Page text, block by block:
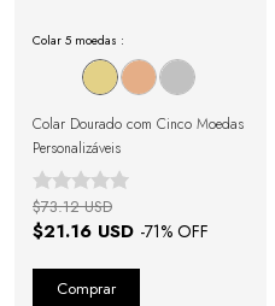
Colar 5 moedas :
Colar Dourado com Cinco Moedas
Personalizáveis
$21.16 USD -71% OFF
$73.12 USD